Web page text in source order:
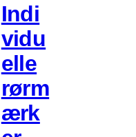
Indi
vidu
elle
rørm
ærk